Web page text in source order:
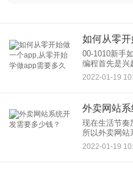
00-1010新手
编程首先是兴
在于战胜自己
使没有基础，
2022-01-19
外卖网站系
现在生活节奏
所以外卖网站
开发一个自己
2022-01-19